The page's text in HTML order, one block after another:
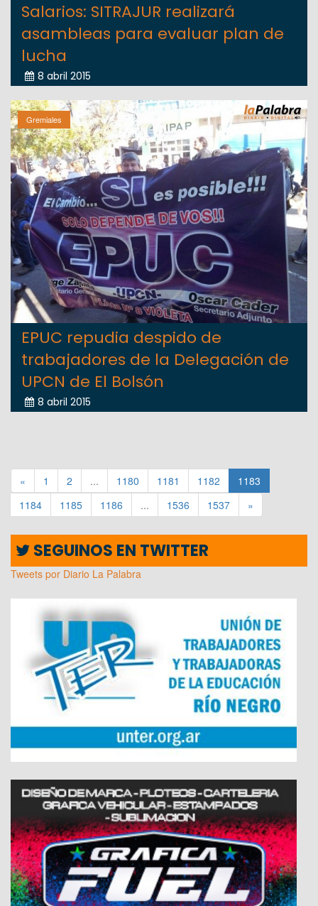
Salarios: SITRAJUR realizará
asambleas para evaluar plan de
lucha
8 abril 2015
Gremiales
EPUC repudia despido de
trabajadores de la Delegación de
UPCN de El Bolsón
8 abril 2015
« 1 2 ... 1180 1181 1182
1183
1184
1185 1186 ... 1536 1537 »
SEGUINOS EN TWITTER
Tweets por Diario La Palabra